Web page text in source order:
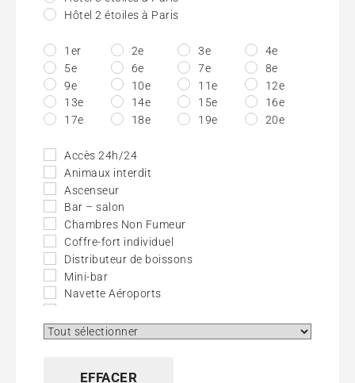
Hôtel 2 étoiles à Paris
1er 2e 3e
4e
5e
6e 7e
8e
9e
10e 11e
12e
13e
14e 15e
16e
17e
18e 19e 20e
Accès 24h/24
Animaux interdit
Ascenseur
Bar – salon
Chambres Non Fumeur
Coffre-fort individuel
Distributeur de boissons
Mini-bar
Navette Aéroports
TV Câble – Satellite
EFFACER